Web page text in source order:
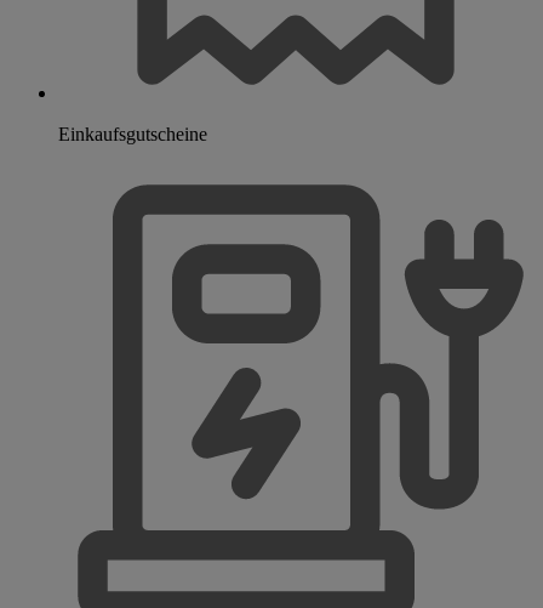
Einkaufsgutscheine